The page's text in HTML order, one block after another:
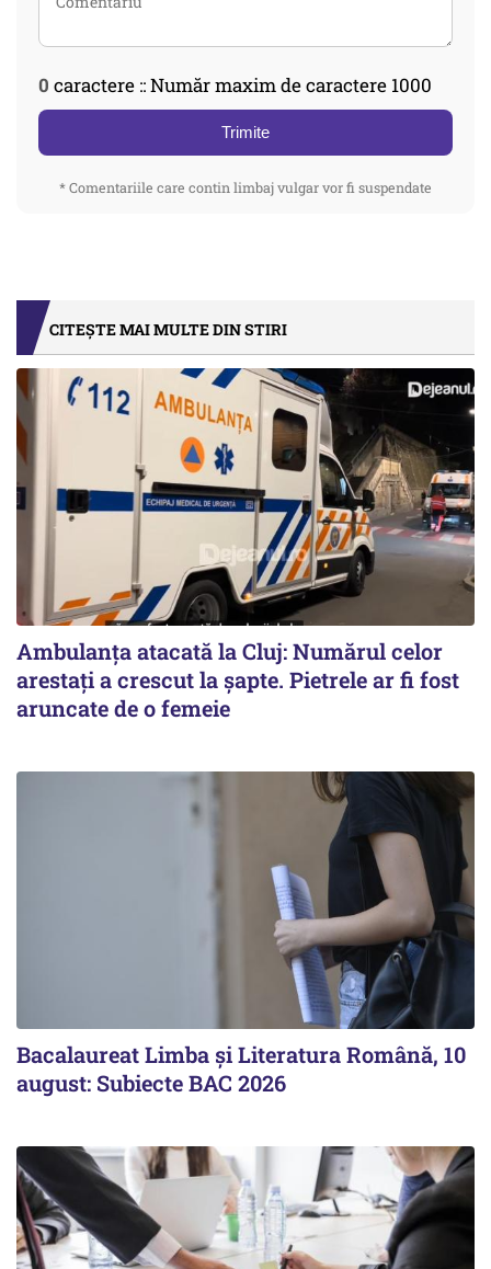
0 caractere :: Număr maxim de caractere 1000
Trimite
* Comentariile care contin limbaj vulgar vor fi suspendate
CITEȘTE MAI MULTE DIN STIRI
Ambulanța atacată la Cluj: Numărul celor
arestați a crescut la șapte. Pietrele ar fi fost
aruncate de o femeie
Bacalaureat Limba și Literatura Română, 10
august: Subiecte BAC 2026